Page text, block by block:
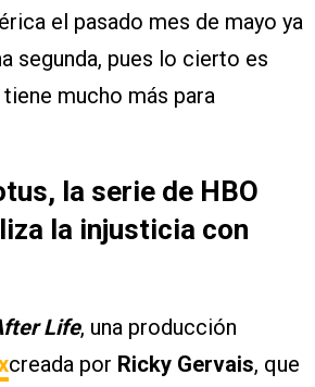
el pasado mes de mayo ya
segunda, pues lo cierto es
mucho más para
la serie de HBO
la injusticia con
Life, una producción
creada por Ricky Gervais, que